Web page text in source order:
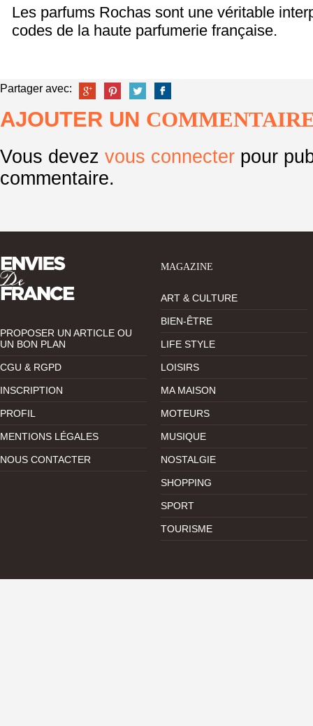
Les parfums Rochas sont une véritable
codes de la haute parfumerie française.
Partager avec:
AJOUTER UN
Vous devez vous connecter pour
commentaire.
PROPOSER UN ARTICLE OU
UN BON PLAN
CGU & RGPD
INSCRIPTION
PROFIL
MENTIONS LÉGALES
NOUS CONTACTER
MAGAZINE
ART & CULTURE
BIEN-ÊTRE
LIFE STYLE
LOISIRS
MA MAISON
MOTEURS
MUSIQUE
NOSTALGIE
SHOPPING
SPORT
TOURISME